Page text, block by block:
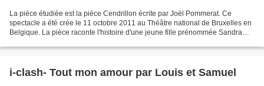
La pièce étudiée est la pièce Cendrillon écrite par Joël Pommerat. Ce
spectacle a été crée le 11 octobre 2011 au Théâtre national de Bruxelles en
Belgique. La pièce raconte l'histoire d'une jeune fille prénommée Sandra
i-clash- Tout mon amour par Louis et Samuel